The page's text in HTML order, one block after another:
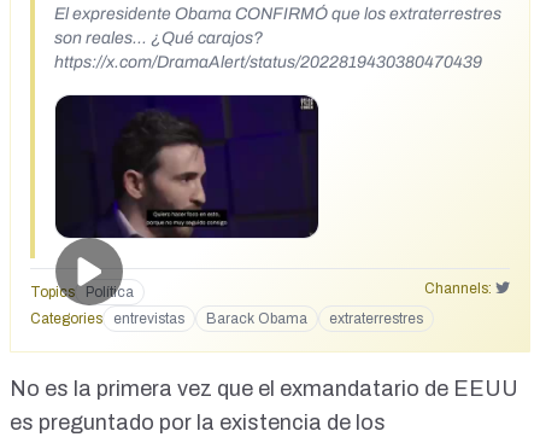
El expresidente Obama CONFIRMÓ que los extraterrestres
son reales... ¿Qué carajos?
https://x.com/DramaAlert/status/2022819430380470439
Topics Política
Channels:
Categories
entrevistas Barack Obama extraterrestres
No es la primera vez que el exmandatario de EEUU
es preguntado por la existencia de los